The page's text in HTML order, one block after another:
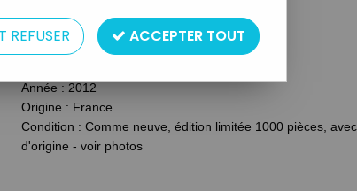
Type : Figurine en métal peintes à la main
Taille : 6 cm
Année : 2012
Origine : France
Condition : Comme neuve, édition limitée 1000 pièces,
d'origine - voir photos
REFUSER ACCEPTER TOUT